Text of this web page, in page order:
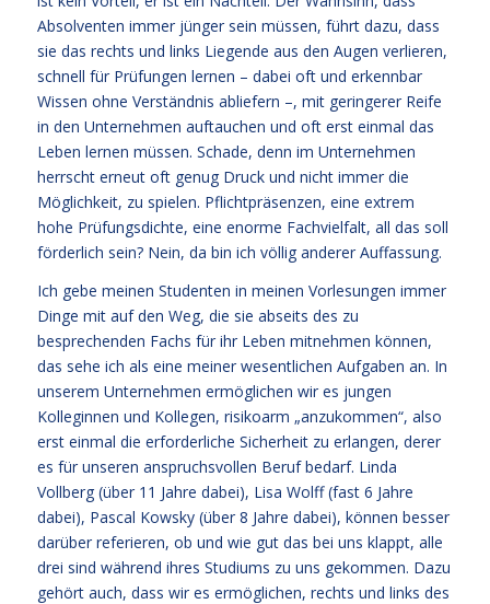
Absolventen immer jünger sein müssen, führt dazu, dass
sie das rechts und links Liegende aus den Augen verlieren,
schnell für Prüfungen lernen – dabei oft und erkennbar
Wissen ohne Verständnis abliefern –, mit geringerer Reife
in den Unternehmen auftauchen und oft erst einmal das
Leben lernen müssen. Schade, denn im Unternehmen
herrscht erneut oft genug Druck und nicht immer die
Möglichkeit, zu spielen. Pflichtpräsenzen, eine extrem
hohe Prüfungsdichte, eine enorme Fachvielfalt, all das soll
förderlich sein? Nein, da bin ich völlig anderer Auffassung.
Ich gebe meinen Studenten in meinen Vorlesungen immer
Dinge mit auf den Weg, die sie abseits des zu
besprechenden Fachs für ihr Leben mitnehmen können,
das sehe ich als eine meiner wesentlichen Aufgaben an. In
unserem Unternehmen ermöglichen wir es jungen
Kolleginnen und Kollegen, risikoarm „anzukommen“, also
erst einmal die erforderliche Sicherheit zu erlangen, derer
es für unseren anspruchsvollen Beruf bedarf. Linda
Vollberg (über 11 Jahre dabei), Lisa Wolff (fast 6 Jahre
dabei), Pascal Kowsky (über 8 Jahre dabei), können besser
darüber referieren, ob und wie gut das bei uns klappt, alle
drei sind während ihres Studiums zu uns gekommen. Dazu
gehört auch, dass wir es ermöglichen, rechts und links des